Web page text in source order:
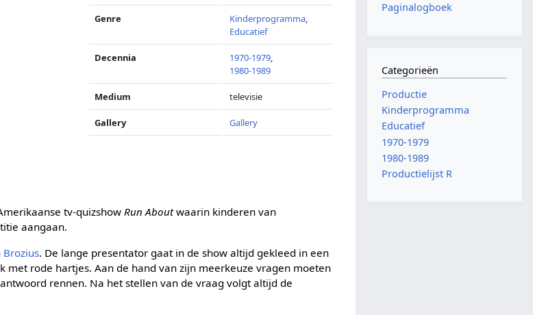
Genre Kinderprogramma,
Educatief
Decennia 1970-1979,
1980-1989
Medium televisie
Gallery Gallery
tv-quizshowRun Aboutwaarin kinderen van
aangaan.
. De lange presentator gaat in de show altijd gekleed in een
rode hartjes. Aan de hand van zijn meerkeuze vragen moeten
rennen. Na het stellen van de vraag volgt altijd de
Paginalogboek
Categorieën
Productie
Kinderprogramma
Educatief
1970-1979
1980-1989
Productielijst R